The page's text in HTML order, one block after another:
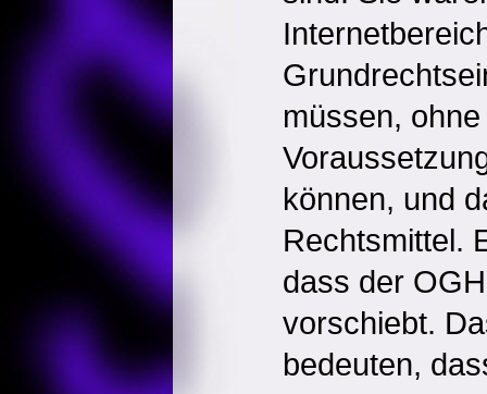
müssen,
können, und
Rechtsmittel.
dass der
vorschiebt.
bedeuten,